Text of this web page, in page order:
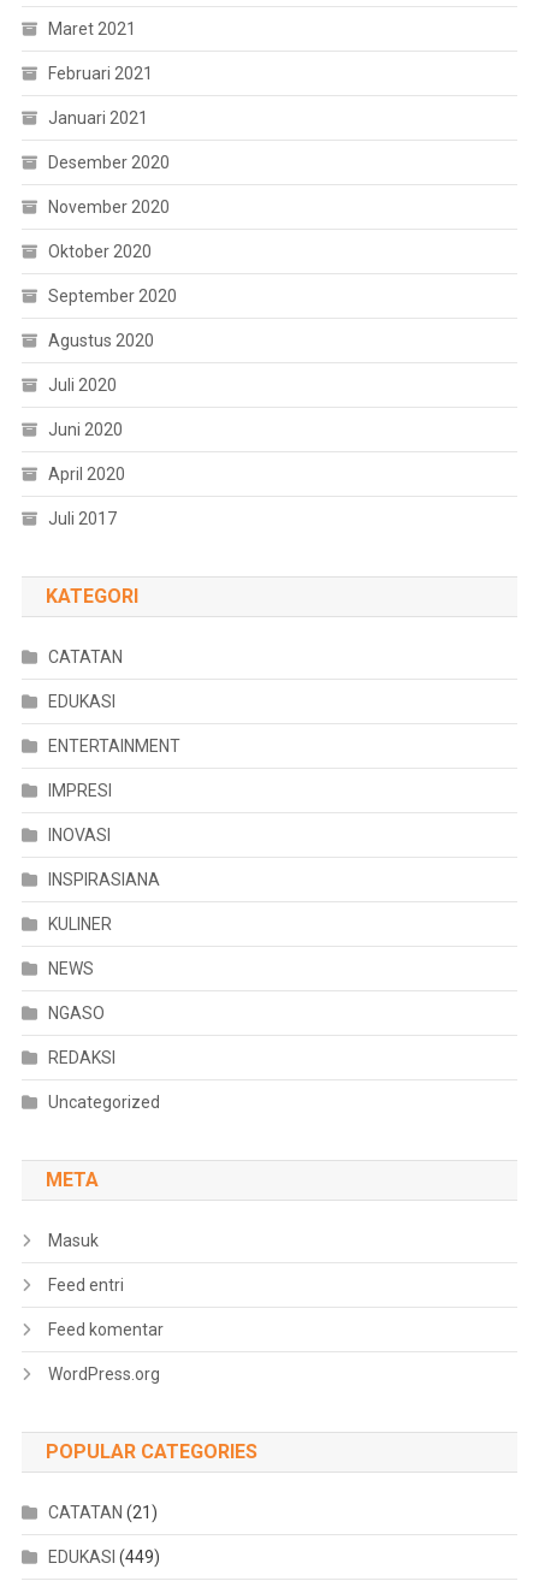
Maret 2021
Februari 2021
Januari 2021
Desember 2020
November 2020
Oktober 2020
September 2020
Agustus 2020
Juli 2020
Juni 2020
April 2020
Juli 2017
KATEGORI
CATATAN
EDUKASI
ENTERTAINMENT
IMPRESI
INOVASI
INSPIRASIANA
KULINER
NEWS
NGASO
REDAKSI
Uncategorized
META
Masuk
Feed entri
Feed komentar
WordPress.org
POPULAR CATEGORIES
CATATAN (21)
EDUKASI (449)